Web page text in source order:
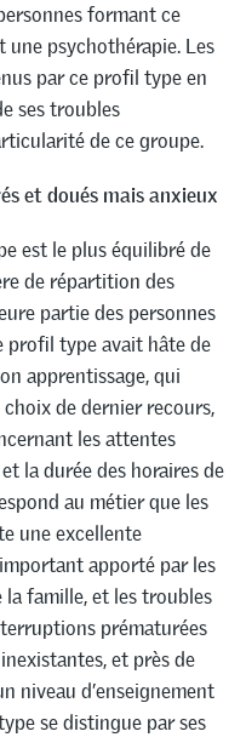
formant ce
psychothérapie. Les
par ce profil type en
ses troubles
de ce groupe.
et doués mais anxieux
est le plus équilibré de
de répartition des
partie des personnes
profil type avait hâte de
apprentissage, qui
choix de dernier recours,
les attentes
la durée des horaires de
au métier que les
une excellente
apporté par les
la famille, et les troubles
prématurées
et près de
niveau d’enseignement
se distingue par ses